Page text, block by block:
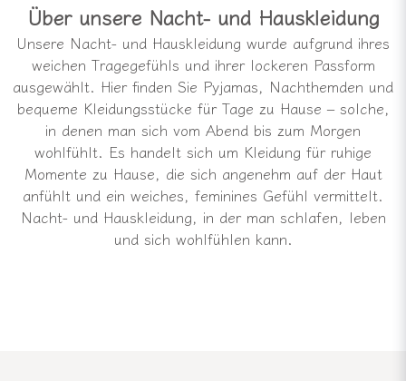
Über unsere Nacht- und Hauskleidung
Unsere Nacht- und Hauskleidung wurde aufgrund ihres
weichen Tragegefühls und ihrer lockeren Passform
ausgewählt. Hier finden Sie Pyjamas, Nachthemden und
bequeme Kleidungsstücke für Tage zu Hause – solche,
in denen man sich vom Abend bis zum Morgen
wohlfühlt. Es handelt sich um Kleidung für ruhige
Momente zu Hause, die sich angenehm auf der Haut
anfühlt und ein weiches, feminines Gefühl vermittelt.
Nacht- und Hauskleidung, in der man schlafen, leben
und sich wohlfühlen kann.